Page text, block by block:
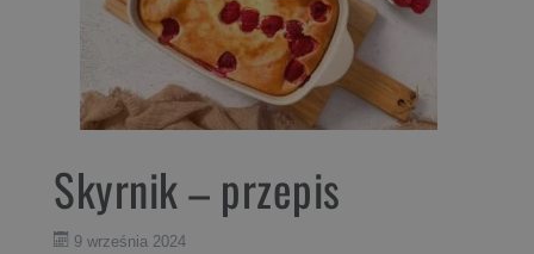
Skyrnik – przepis
9 września 2024